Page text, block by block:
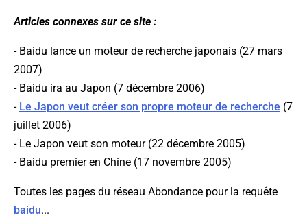
Articles connexes sur ce site :
- Baidu lance un moteur de recherche japonais (27 mars
2007)
- Baidu ira au Japon (7 décembre 2006)
- Le Japon veut créer son propre moteur de recherche (7
juillet 2006)
- Le Japon veut son moteur (22 décembre 2005)
- Baidu premier en Chine (17 novembre 2005)
Toutes les pages du réseau Abondance pour la requête
baidu...